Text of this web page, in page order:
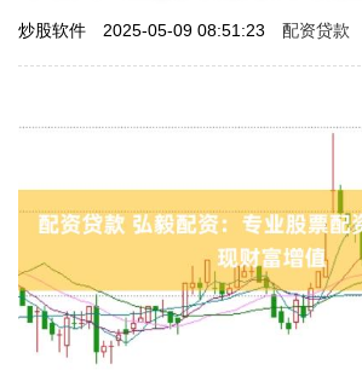
炒股软件 2025-05-09 08:51:23 配资贷款